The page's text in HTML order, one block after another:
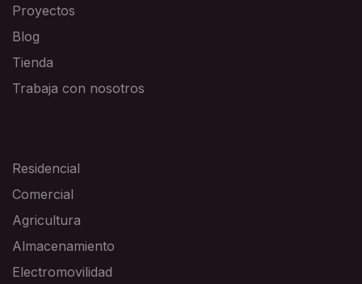
Proyectos
Blog
Tienda
Trabaja con nosotros
Residencial
Comercial
Agricultura
Almacenamiento
Electromovilidad